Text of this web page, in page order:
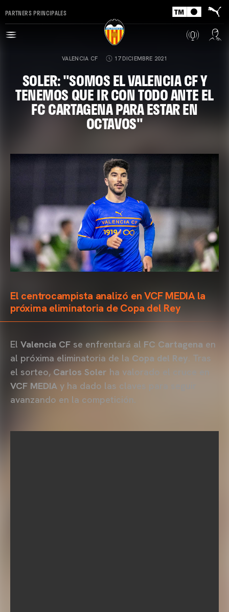
PARTNERS PRINCIPALES
VALENCIA CF 17 DICIEMBRE 2021
SOLER: "SOMOS EL VALENCIA CF Y
TENEMOS QUE IR CON TODO ANTE EL
FC CARTAGENA PARA ESTAR EN
OCTAVOS"
El centrocampista analizó en VCF MEDIA la
próxima eliminatoria de Copa del Rey
El Valencia CF se enfrentará al FC Cartagena en
al próxima eliminatoria de la Copa del Rey. Tras
el sorteo, Carlos Soler ha valorado el cruce en
VCF MEDIA y ha dado las claves para seguir
avanzando en la competición.